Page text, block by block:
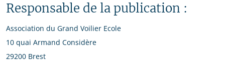
Responsable de la publication :
Association du Grand Voilier Ecole
10 quai Armand Considère
29200 Brest